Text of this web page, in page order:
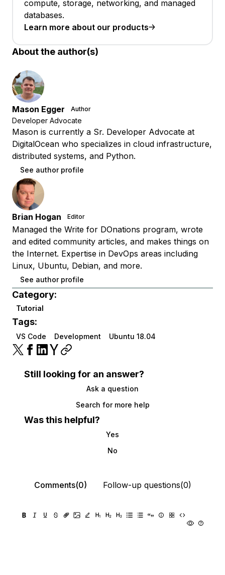
compute, storage, networking, and managed
databases.
Learn more about our products
About the author(s)
Mason Egger Author
Developer Advocate
Mason is currently a Sr. Developer Advocate at
DigitalOcean who specializes in cloud infrastructure,
distributed systems, and Python.
See author profile
Brian Hogan Editor
Managed the Write for DOnations program, wrote
and edited community articles, and makes things on
the Internet. Expertise in DevOps areas including
Linux, Ubuntu, Debian, and more.
See author profile
Category:
Tutorial
Tags:
VS Code Development Ubuntu 18.04
Still looking for an answer?
Ask a question
Search for more help
Was this helpful?
Yes
No
Comments(0) Follow-up questions(0)